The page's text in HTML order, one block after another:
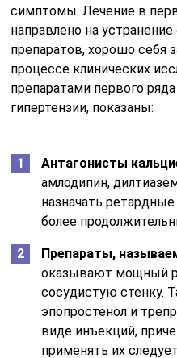
симптомы. Лечение в
направлено на
препаратов, хорошо себя
процессе клинических
препаратами первого
гипертензии, показаны:
Антагонисты
амлодипин,
назначать
более
Препараты,
оказывают мощный
сосудистую стенку.
эпопростенол и
виде инъекций,
применять их